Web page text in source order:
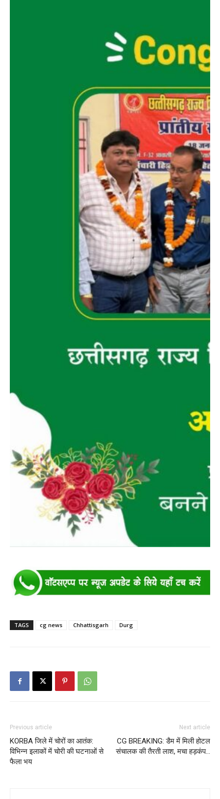
TAGS cg news Chhattisgarh Durg
Previous article
KORBA जिले में चोरों का आतंक:
विभिन्न इलाकों में चोरी की घटनाओं से
फैला भय
Next article
CG BREAKING: डैम में मिली होटल
संचालक की तैरती लाश, मचा हड़कंप…